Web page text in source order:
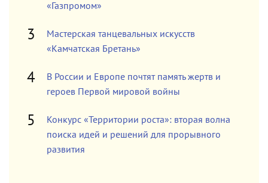
«Газпромом»
Мастерская танцевальных искусств
«Камчатская Бретань»
В России и Европе почтят память жертв и
героев Первой мировой войны
Конкурс «Территории роста»: вторая волна
поиска идей и решений для прорывного
развития